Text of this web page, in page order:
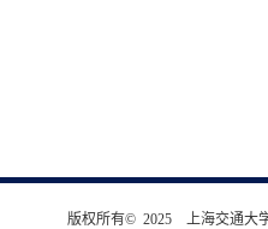
版权所有© 2025 上海交通大